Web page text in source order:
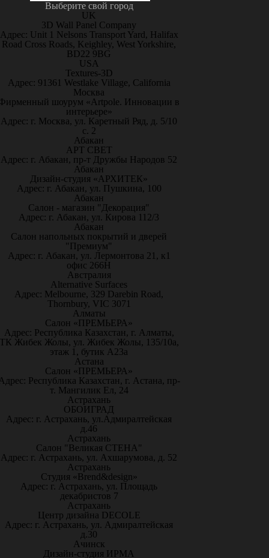
Выберите свой город
UK
3D Wall Panel Company
Адрес: Unit 1 Nelsons Transport Yard, Halifax
Road Cross Roads, Keighley, West Yorkshire,
BD22 9BG
USA
Textures-3D
Адрес: 91361 Westlake Village, California
Москва
шоурум «Artpole. Инновации в
интерьере»
Адрес: г. Москва, ул. Каретный Ряд, д. 5/10
с. 2
Абакан
АРТ СВЕТ
Адрес: г. Абакан, пр-т Дружбы Народов 52
Абакан
Дизайн-студия «АРХИТЕК»
Адрес: г. Абакан, ул. Пушкина, 100
Абакан
Салон - магазин "Декорация"
Адрес: г. Абакан, ул. Кирова 112/3
Абакан
Салон напольных покрытий и дверей
"Премиум"
Адрес: г. Абакан, ул. Лермонтова 21, к1
офис 266Н
Австралия
Alternative Surfaces
Адрес: Melbourne, 329 Darebin Road,
Thornbury, VIC 3071
Алматы
Салон «ПРЕМЬЕРА»
Адрес: Республика Казахстан, г. Алматы,
Жибек Жолы, ул. Жибек Жолы, 135/10а,
этаж 1, бутик А23а
Астана
Салон «ПРЕМЬЕРА»
Республика Казахстан, г. Астана, пр-
т. Мангилик Ел, 24
Астрахань
ОБОИГРАД
Адрес: г. Астрахань, ул.Адмиралтейская
д.46
Астрахань
Салон "Великая СТЕНА"
Адрес: г. Астрахань, ул. Ахшарумова, д. 52
Астрахань
Студия «Brend&design»
Адрес: г. Астрахань, ул. Площадь
декабристов 7
Астрахань
Центр дизайна DECOLE
Адрес: г. Астрахань, ул. Адмиралтейская
д.30
Ачинск
Дизайн-студия ИРМА